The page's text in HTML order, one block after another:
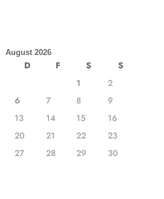
August 2026
D F S
S
1
2
6 7 8
9
13 14 15
16
20 21 22
23
27 28 29
30